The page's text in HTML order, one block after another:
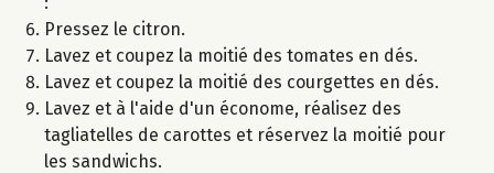
Pressez le citron.
Lavez et coupez la moitié des tomates en dés.
Lavez et coupez la moitié des courgettes en dés.
Lavez et à l'aide d'un économe, réalisez des
tagliatelles de carottes et réservez la moitié pour
les sandwichs.